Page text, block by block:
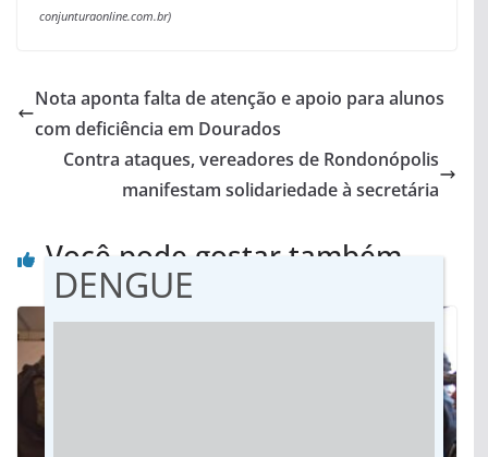
conjunturaonline.com.br)
Nota aponta falta de atenção e apoio para alunos
com deficiência em Dourados
Contra ataques, vereadores de Rondonópolis
manifestam solidariedade à secretária
Você pode gostar também
DENGUE